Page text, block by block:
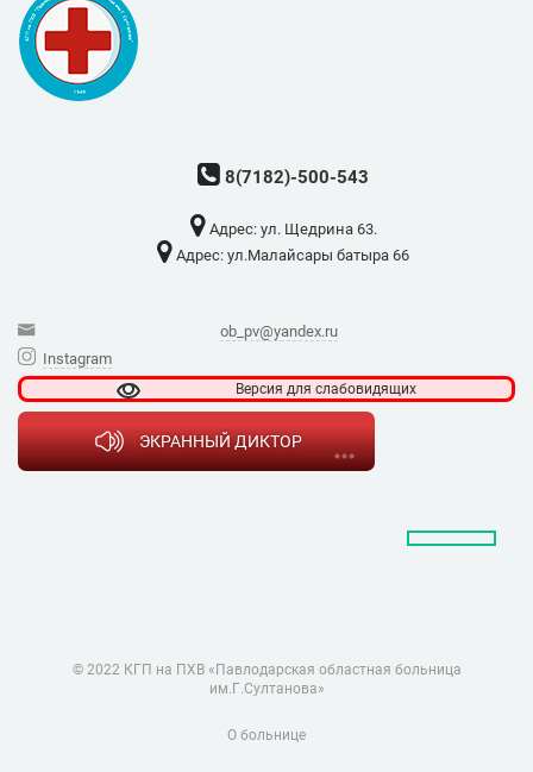
8(7182)-500-543
Адрес: ​ул. Щедрина 63.
Адрес: ​ул.Малайсары батыра 66
ob_pv@yandex.ru
Instagram
Версия для слабовидящих
ЭКРАННЫЙ ДИКТОР
© 2022 КГП на ПХВ «Павлодарская областная больница
им.Г.Султанова»
О больнице